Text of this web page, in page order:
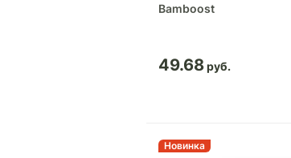
Bamboost
49.68
Новинка